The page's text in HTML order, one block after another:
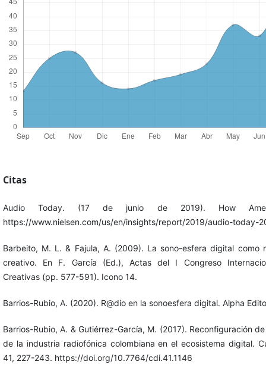
Citas
Audio Today. (17 de junio de 2019). How
https://www.nielsen.com/us/en/insights/report/2019/audio-today-
Barbeito, M. L. & Fajula, A. (2009). La sono-esfera digital como
creativo. En F. García (Ed.), Actas del I Congreso
Creativas (pp. 577-591). Icono 14.
Barrios-Rubio, A. (2020). R@dio en la sonoesfera digital. Alpha
Barrios-Rubio, A. & Gutiérrez-García, M. (2017). Reconfiguración
de la industria radiofónica colombiana en el ecosistema digital.
41, 227-243. https://doi.org/10.7764/cdi.41.1146